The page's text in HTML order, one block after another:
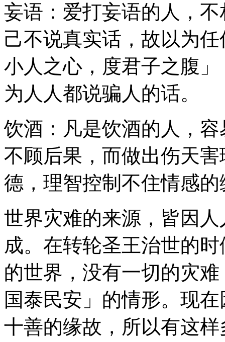
妄语：爱打妄语的人，
己不说真实话，故以为
小人之心，度君子之腹
为人人都说骗人的话。
饮酒：凡是饮酒的人，
不顾后果，而做出伤天
德，理智控制不住情感的
世界灾难的来源，皆因
成。在转轮圣王治世的
的世界，没有一切的灾
国泰民安」的情形。现
十善的缘故，所以有这